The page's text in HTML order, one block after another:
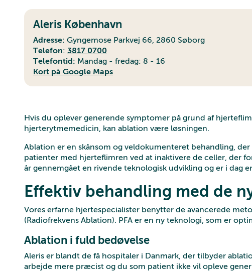
Aleris København
Adresse: Gyngemose Parkvej 66, 2860 Søborg
Telefon: 3817 0700
Telefontid: Mandag - fredag: 8 - 16
Kort på Google Maps
Hvis du oplever generende symptomer på grund af
hjerterytmemedicin, kan ablation være løsningen.
Ablation er en skånsom og veldokumenteret behandling,
patienter med hjerteflimren ved at inaktivere de celler, der
år gennemgået en rivende teknologisk udvikling og er i dag
Effektiv behandling med de
Vores erfarne hjertespecialister benytter de avancerede
(Radiofrekvens Ablation). PFA er en ny teknologi, som er
Ablation i fuld bedøvelse
Aleris er blandt de få hospitaler i Danmark, der tilbyder
arbejde mere præcist og du som patient ikke vil opleve